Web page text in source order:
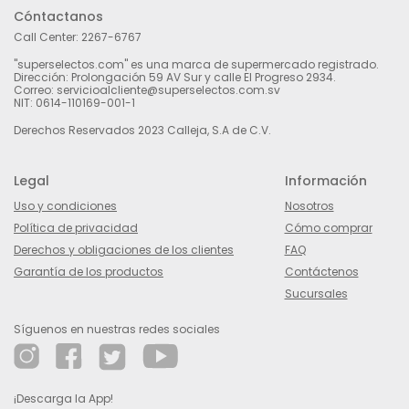
Cóntactanos
Call Center: 2267-6767
"superselectos.com" es una marca de supermercado registrado.
Dirección: Prolongación 59 AV Sur y calle El Progreso 2934.
Correo: servicioalcliente@superselectos.com.sv
NIT: 0614-110169-001-1
Derechos Reservados 2023 Calleja, S.A de C.V.
Legal
Uso y condiciones
Política de privacidad
Derechos y obligaciones de los clientes
Garantía de los productos
Información
Nosotros
Cómo comprar
FAQ
Contáctenos
Sucursales
Síguenos en nuestras redes sociales
¡Descarga la App!